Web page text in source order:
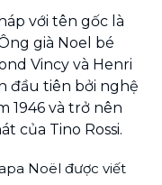
với tên gốc là
già Noel bé
Vincy và Henri
đầu tiên bởi nghệ
1946 và trở nên
của Tino Rossi.